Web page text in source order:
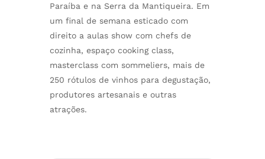
Paraíba e na Serra da Mantiqueira. Em
um final de semana esticado com
direito a aulas show com chefs de
cozinha, espaço cooking class,
masterclass com sommeliers, mais de
250 rótulos de vinhos para degustação,
produtores artesanais e outras
atrações.